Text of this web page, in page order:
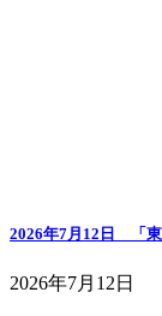
2026年7月12日 「東
2026年7月12日